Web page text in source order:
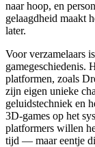
naar hoop, en
gelaagdheid maakt
later.
Voor verzamelaars
gamegeschiedenis.
platformen, zoals
zijn eigen unieke
geluidstechniek en
3D-games op het
platformers willen
tijd — maar eentje